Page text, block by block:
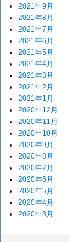
2021年9月
2021年8月
2021年7月
2021年6月
2021年5月
2021年4月
2021年3月
2021年2月
2021年1月
2020年12月
2020年11月
2020年10月
2020年9月
2020年8月
2020年7月
2020年6月
2020年5月
2020年4月
2020年3月